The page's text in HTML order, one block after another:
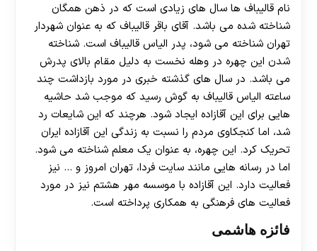
نام قالیباف ها سال های زیادی است که در ذهن همگان
شناخته شده می باشد. آقای باقر قالیباف که به عنوان شهردار
تهران شناخته می شود، پدر الیاس قالیباف است. شناخته
شدن این چهره در وهله نخست به دلیل مقام بالای پدرش
می باشد. در سال های گذشته خبری در مورد بازداشت چند
ساعته الیاس قالیباف به گوش رسید که موجب شد حاشیه
هایی برای این آقازاده ایجاد شود. هرچند که این شایعات رد
شد، اما کنجکاوی مردم را نسبت به زندگی این آقازاده ایران
تحریک کرد. این چهره، به عنوان یک معلم شناخته می شود.
اما در رسانه هایی مانند سایت فردا، تهران امروز و … نیز
فعالیت دارد. این آقازاده با موسسه مهر هشتم نیز در مورد
فعالیت های فرهنگی به همکاری پرداخته است.
فائزه هاشمی